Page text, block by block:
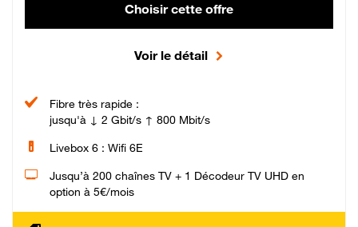
Choisir cette offre
Voir le détail
Fibre très rapide :
jusqu'à ↓ 2 Gbit/s ↑ 800 Mbit/s
Livebox 6 : Wifi 6E
Jusqu’à 200 chaînes TV + 1 Décodeur TV UHD en
option à 5€/mois